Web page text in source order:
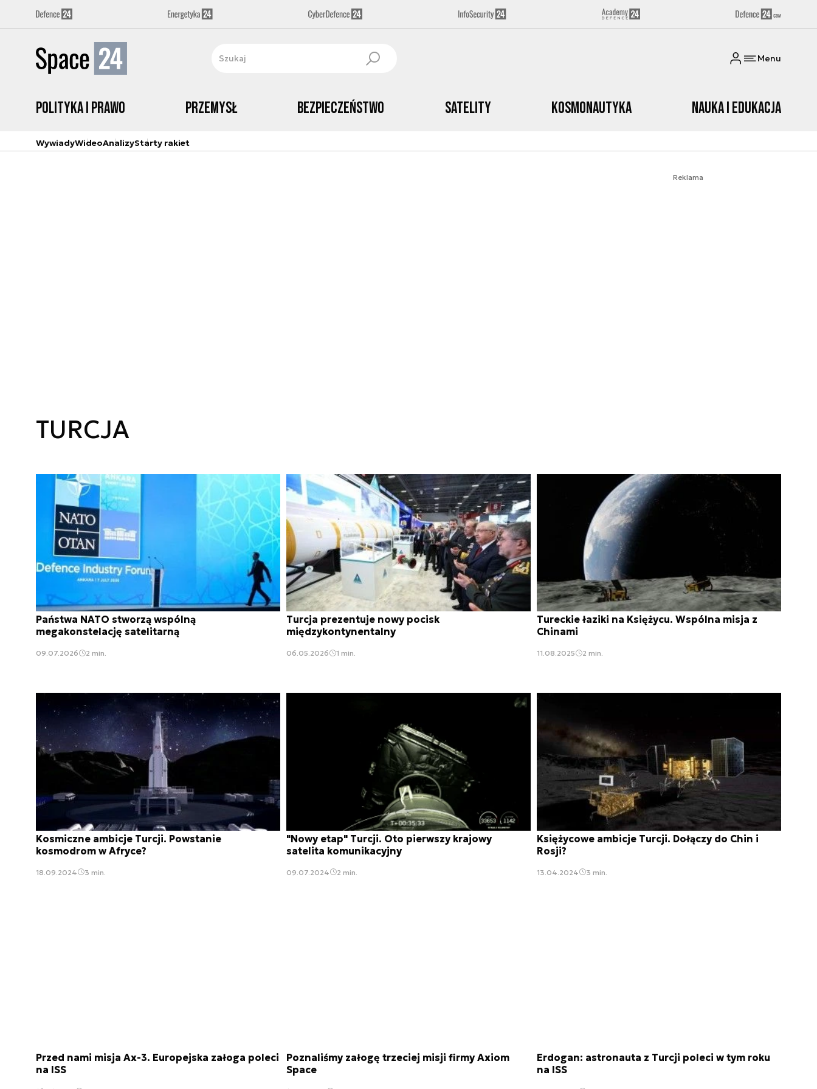
Menu
Polityka i prawo Przemysł Bezpieczeństwo Satelity Kosmonautyka Nauka i edukacja
WywiadyWideoAnalizyStarty rakiet
Reklama
TURCJA
Państwa NATO stworzą wspólną
megakonstelację satelitarną
09.07.2026 2 min.
Turcja prezentuje nowy pocisk
międzykontynentalny
06.05.2026 1 min.
Tureckie łaziki na Księżycu. Wspólna misja z
Chinami
11.08.2025 2 min.
Kosmiczne ambicje Turcji. Powstanie
kosmodrom w Afryce?
18.09.2024 3 min.
"Nowy etap" Turcji. Oto pierwszy krajowy
satelita komunikacyjny
09.07.2024 2 min.
Księżycowe ambicje Turcji. Dołączy do Chin i
Rosji?
13.04.2024 3 min.
Przed nami misja Ax-3. Europejska załoga poleci
na ISS
Poznaliśmy załogę trzeciej misji firmy Axiom
Space
Erdogan: astronauta z Turcji poleci w tym roku
na ISS